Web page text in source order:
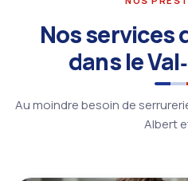
Nos services
dans le
Au moindre besoin de
Albert